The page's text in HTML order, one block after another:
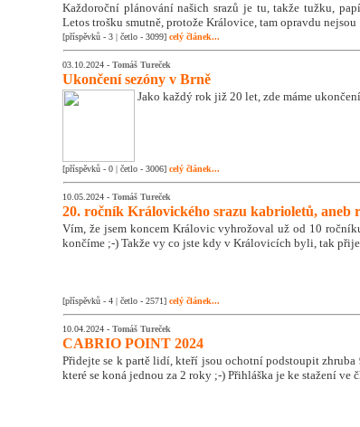
Každoroční plánování našich srazů je tu, takže tužku,
Letos trošku smutně, protože Královice, tam opravdu nejsou
[příspěvků - 3 | četlo - 3099] celý článek...
03.10.2024 - Tomáš Tureček
Ukončení sezóny v Brně
Jako každý rok již 20 let, zde máme
[příspěvků - 0 | četlo - 3006] celý článek...
10.05.2024 - Tomáš Tureček
20. ročník Královického srazu kabrioletů, aneb
Vím, že jsem koncem Královic vyhrožoval už od 10
končíme ;-) Takže vy co jste kdy v Královicích byli, tak
[příspěvků - 4 | četlo - 2571] celý článek...
10.04.2024 - Tomáš Tureček
CABRIO POINT 2024
Přidejte se k partě lidí, kteří jsou ochotní podstoupit
které se koná jednou za 2 roky ;-) Přihláška je ke stažení ve